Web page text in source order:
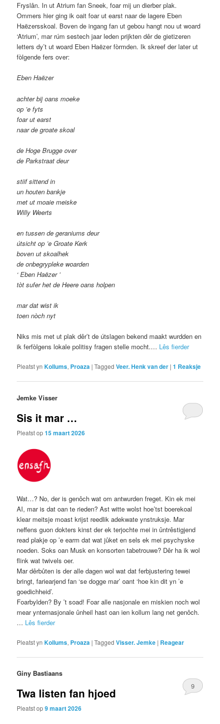
Fryslân. In ut Atrium fan Sneek, foar mij un dierber plak.
Ommers hier ging ik oait foar ut earst naar de lagere Eben
Haëzersskoal. Boven de ingang fan ut gebou hangt nou ut woard
‘Atrium’, mar rúm sestech jaar leden prijkten dêr de gietizeren
letters dy’t ut woard Eben Haëzer fòrmden. Ik skreef der later ut
fòlgende fers over:
Eben Haëzer
achter bij oans moeke
op ’e fyts
foar ut earst
naar de groate skoal
de Hoge Brugge over
de Parkstraat deur
stiif sittend in
un houten bankje
met ut moaie meiske
Willy Weerts
en tussen de geraniums deur
útsicht op ’e Groate Kerk
boven ut skoalhek
de onbegrypleke woarden
‘ Eben Haëzer ’
tòt sufer het de Heere oans holpen
mar dat wist ik
toen nòch nyt
Niks mis met ut plak dêr’t de útslagen bekend maakt wurdden en
ik ferfòlgens lokale politisy fragen stelle mocht.… Lês fierder
Pleatst yn Kollums, Proaza |Tagged Veer. Henk van der |1 Reaksje
Jemke Visser
Sis it mar …
Pleatst op15 maart 2026
Wat…? No, der is genôch wat om antwurden freget. Kin ek mei
AI, mar is dat oan te rieden? Ast witte wolst hoe’tst boerekoal
klear meitsje moast krijst reedlik adekwate ynstruksje. Mar
neffens guon dokters kinst der ek terjochte mei in ûntrêstigjend
read plakje op ’e earm dat wat jûket en sels ek mei psychyske
noeden. Soks oan Musk en konsorten tabetrouwe? Dêr ha ik wol
flink wat twivels oer.
Mar dêrbûten is der alle dagen wol wat dat ferbjustering tewei
bringt, fariearjend fan ‘se dogge mar’ oant ‘hoe kin dit yn ’e
goedichheid’.
Foarbylden? By ’t soad! Foar alle nasjonale en miskien noch wol
mear ynternasjonale ûnheil hast oan ien kollum lang net genôch.
… Lês fierder
Pleatst yn Kollums, Proaza |Tagged Visser. Jemke | Reagear
Giny Bastiaans
Twa listen fan hjoed
Pleatst op9 maart 2026
9